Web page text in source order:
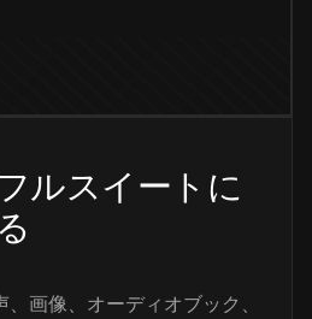
ルスイートに
画像、オーディオブック、